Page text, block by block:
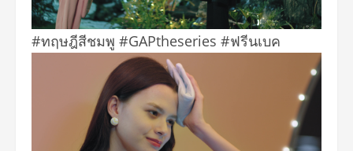
#ทฤษฎีสีชมพู #GAPtheseries #ฟรีนเบค